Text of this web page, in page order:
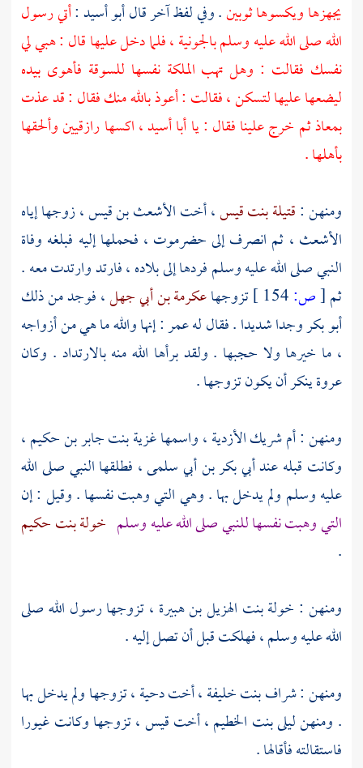
يجهزها ويكسوها ثوبين. وفي لفظ آخر قالأبو أسيد:أتي رسول
الله صلى الله عليه وسلم بالجونية ، فلما دخل عليها قال : هبي لي
نفسك فقالت : وهل تهب الملكة نفسها للسوقة فأهوى بيده
ليضعها عليها لتسكن ، فقالت : أعوذ بالله منك فقال : قد عذت
بمعاذ ثم خرج علينا فقال : ياأبا أسيد، اكسها رازقيين وألحقها
بأهلها .
ومنهن :قتيلة بنت قيس، أختالأشعث بن قيس، زوجها إياه
الأشعث ، ثم انصرف إلىحضرموت ، فحملها إليه فبلغه وفاة
النبي صلى الله عليه وسلم فردها إلى بلاده ، فارتد وارتدت معه .
ثم[ص: تزوجهاعكرمة بن أبي جهل، فوجد من ذلك
أبو بكروجدا شديدا . فقال لهعمر: إنها والله ما هي من أزواجه
، ما خيرها ولا حجبها . ولقد برأها الله منه بالارتداد . وكان
عروةينكر أن يكون تزوجها .
ومنهن :أم شريك الأزدية، واسمهاغزية بنت جابر بن حكيم،
وكانت قبله عندأبي بكر بن أبي سلمى، فطلقها النبي صلى الله
عليه وسلم ولم يدخل بها . وهي التي وهبت نفسها . وقيل : إن
التي وهبت نفسها للنبي صلى الله عليه وسلم خولة بنت حكيم
.
ومنهن : خولة بنت الهزيل بن هبيرة ، تزوجها رسول الله صلى
الله عليه وسلم ، فهلكت قبل أن تصل إليه .
ومنهن :شراف بنت خليفة ، أخت دحية، تزوجها ولم يدخل بها
. ومنهنليلى بنت الخطيم ، أخت قيس، تزوجها وكانت غيورا
فاستقالته فأقالها .